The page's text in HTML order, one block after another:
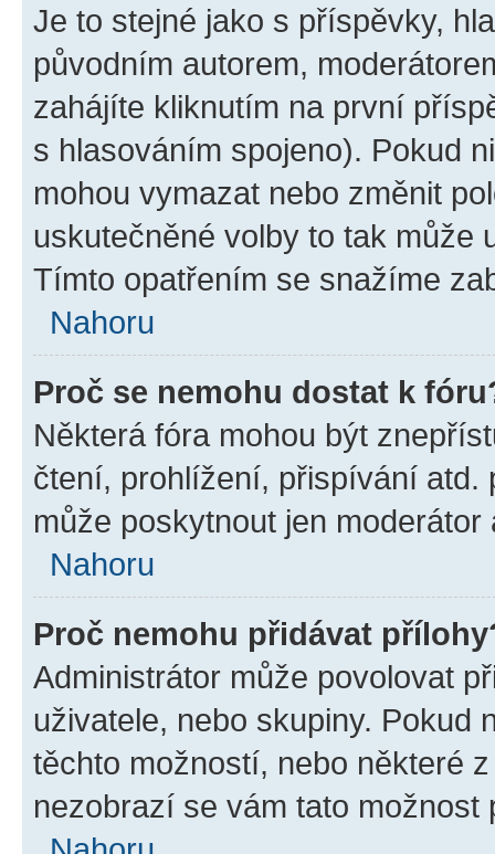
Je to stejné jako s příspěvky,
původním autorem,
zahájíte kliknutím na první
s hlasováním spojeno). Pokud
mohou vymazat nebo změnit
uskutečněné volby to tak může
Tímto opatřením se snažíme
Nahoru
Proč se nemohu dostat k
Některá fóra mohou být
čtení, prohlížení, přispívání atd.
může poskytnout jen
Nahoru
Proč nemohu přidávat
Administrátor může povolovat
uživatele, nebo skupiny. Pokud
těchto možností, nebo některé
nezobrazí se vám tato